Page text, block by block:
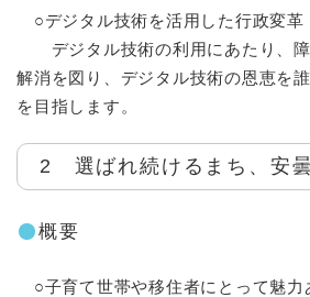
○デジタル技術を活用した行政変革
デジタル技術の利用にあたり、障
解消を図り、デジタル技術の恩恵を
を目指します。
2 選ばれ続けるまち、安
概要
○子育て世帯や移住者にとって魅力